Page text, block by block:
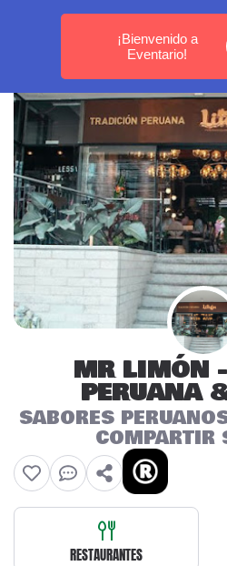
MEDELLÍN -
MR LIMÓN
PERUANA
SABORES
COMPARTIR
RESTAURANTES
¡Bienvenido a
Eventario!